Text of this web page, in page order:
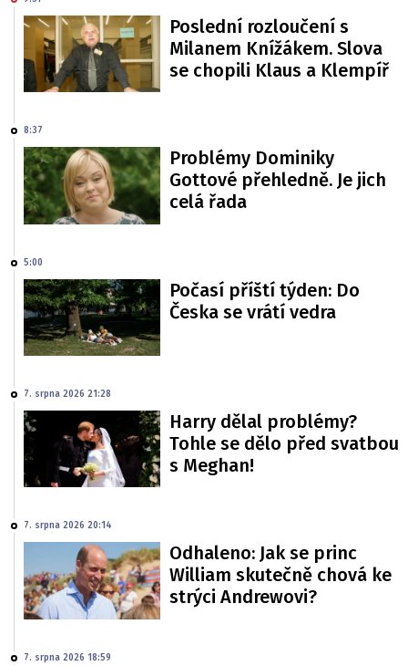
Poslední rozloučení s
Milanem Knížákem. Slova
se chopili Klaus a Klempíř
8:37
Problémy Dominiky
Gottové přehledně. Je jich
celá řada
5:00
Počasí příští týden: Do
Česka se vrátí vedra
7. srpna 2026 21:28
Harry dělal problémy?
Tohle se dělo před svatbou
s Meghan!
7. srpna 2026 20:14
Odhaleno: Jak se princ
William skutečně chová ke
strýci Andrewovi?
7. srpna 2026 18:59